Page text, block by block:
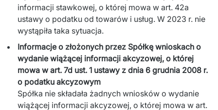
informacji stawkowej, o której mowa w art. 42a
ustawy o podatku od towarów i usług. W 2023 r. nie
wystąpiła taka sytuacja.
Informacje o złożonych przez Spółkę wnioskach o
wydanie wiążącej informacji akcyzowej, o której
mowa w art. 7d ust. 1 ustawy z dnia 6 grudnia 2008 r.
o podatku akcyzowym
Spółka nie składała żadnych wniosków o wydanie
wiążącej informacji akcyzowej, o której mowa w art.